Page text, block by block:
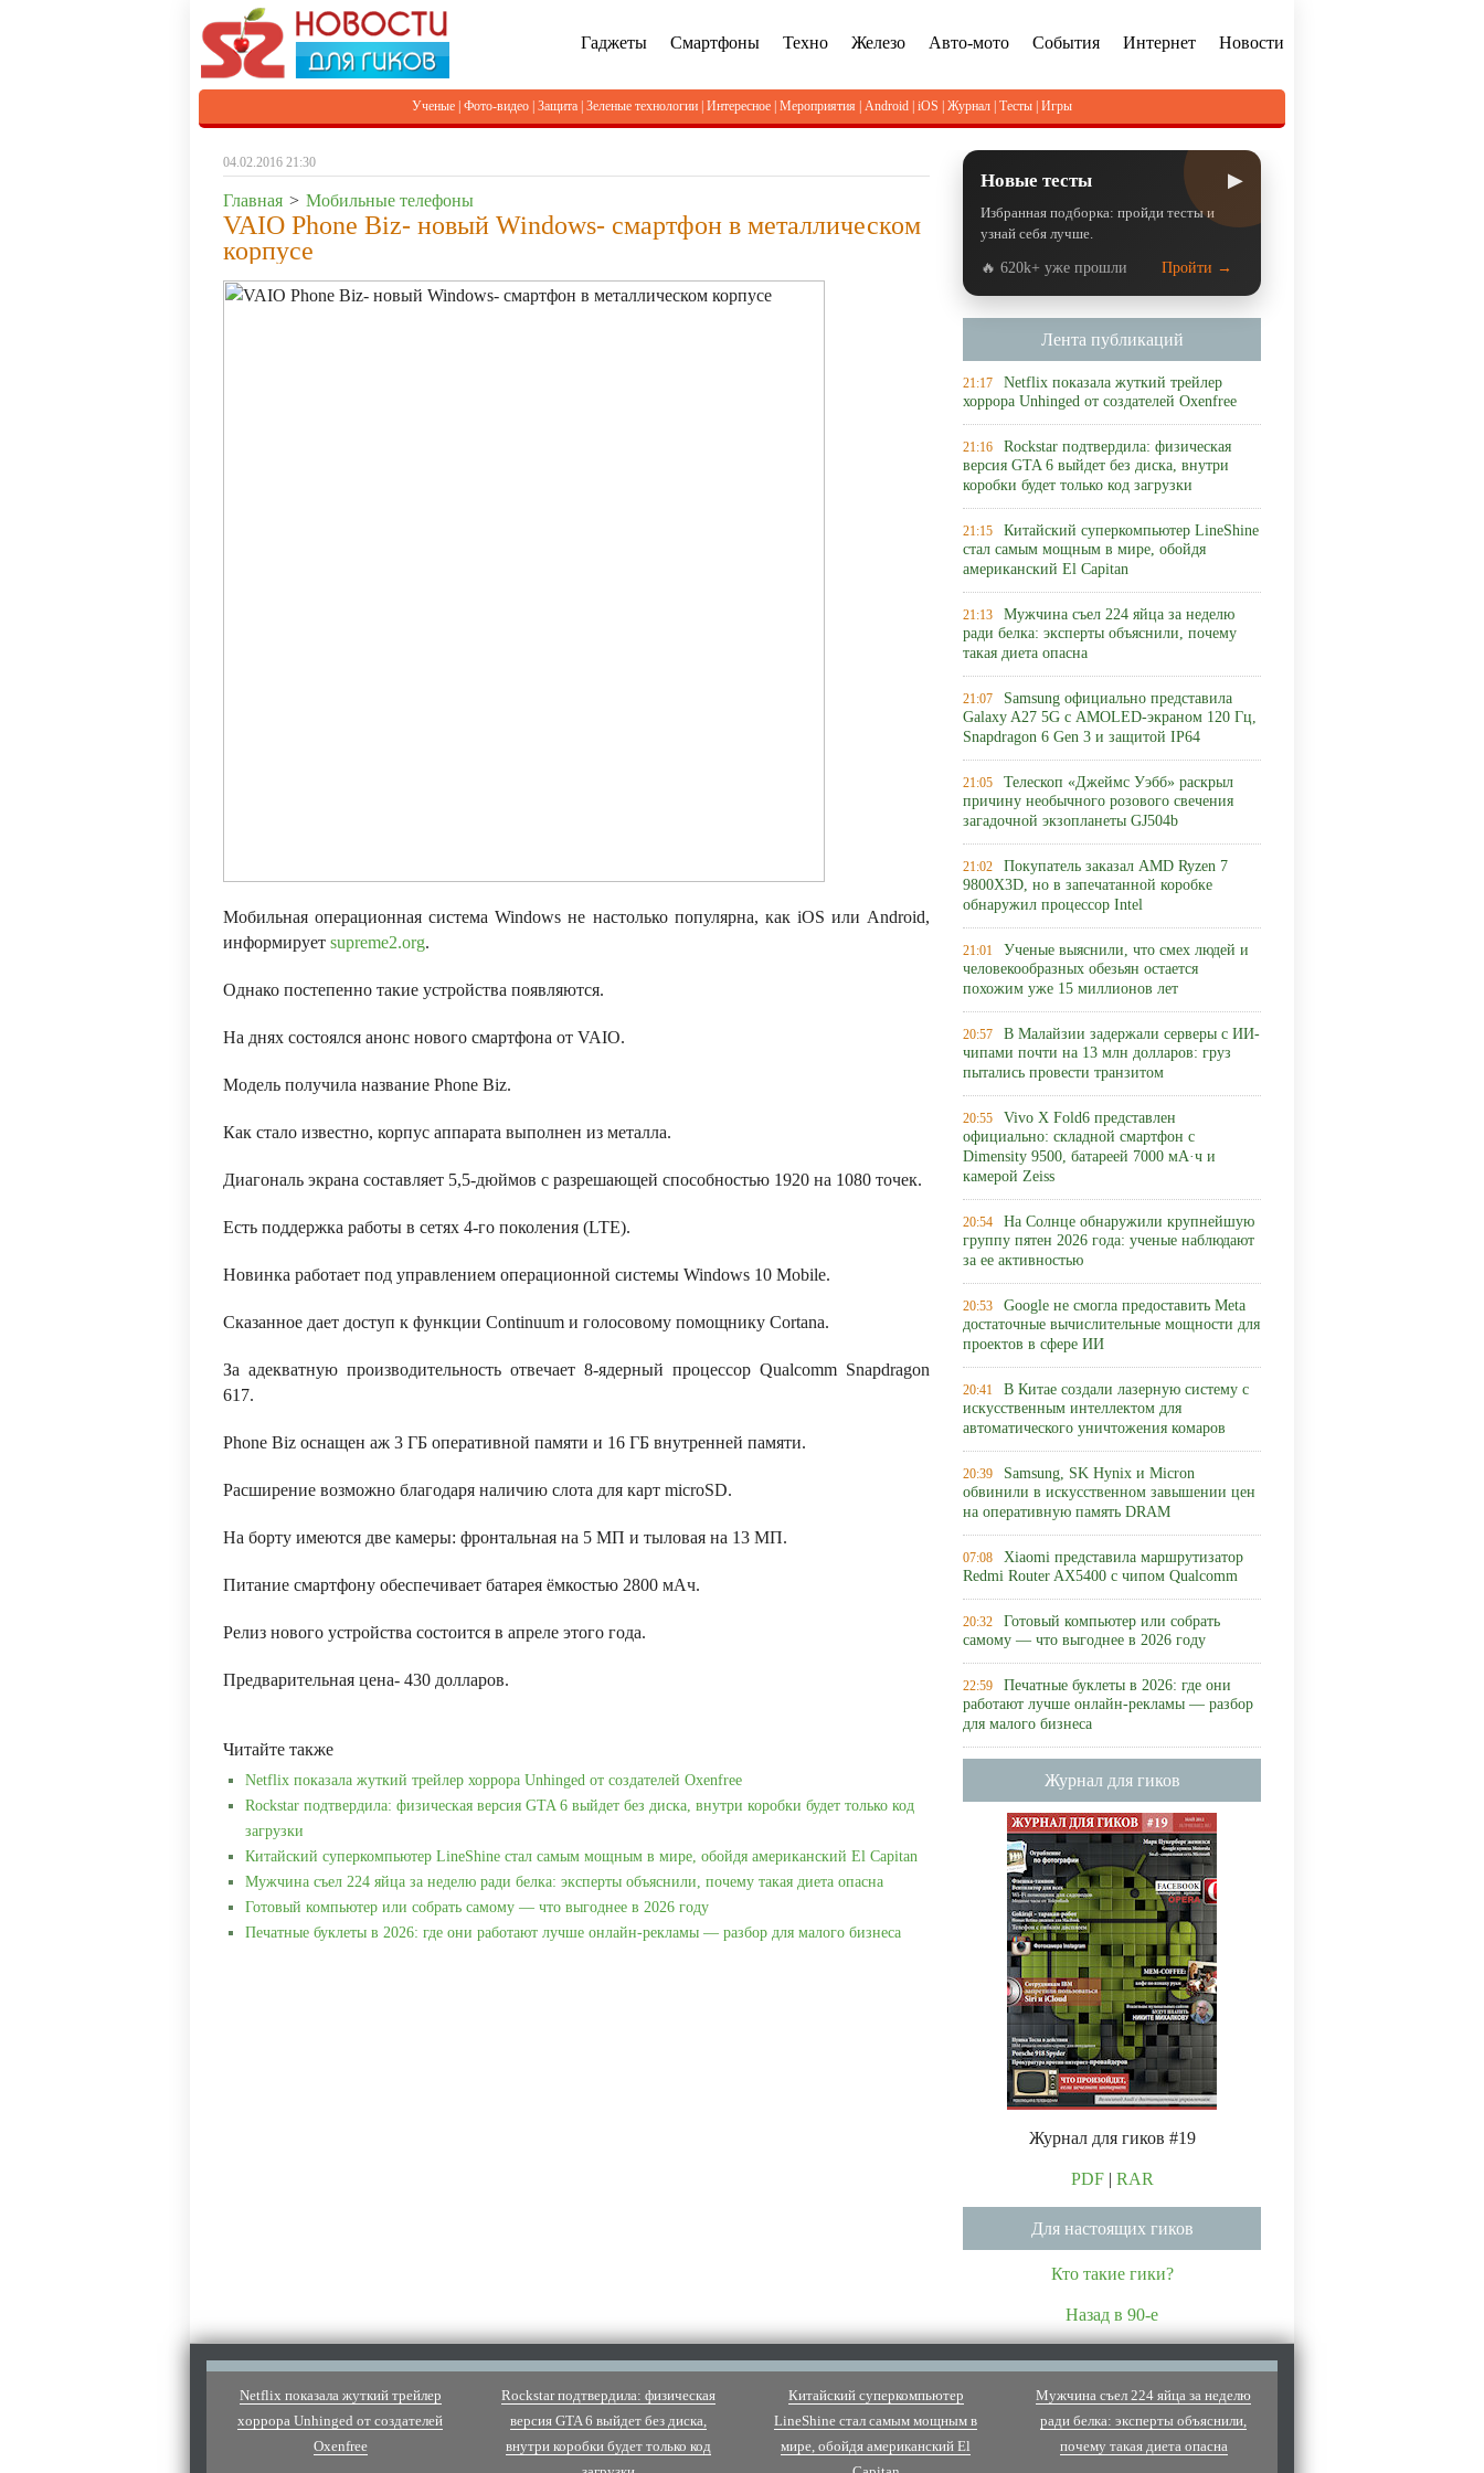
Гаджеты Смартфоны Техно Железо Авто-мото События Интернет Новости
Ученые Фото-видео Защита Зеленые технологии Интересное Мероприятия Android iOS Журнал Тесты Игры
04.02.2016 21:30
Главная > Мобильные телефоны
VAIO Phone Biz- новый Windows- смартфон в металлическом
корпусе
Мобильная операционная система Windows не настолько популярна, как iOS или Android,
информирует supreme2.org.
Однако постепенно такие устройства появляются.
На днях состоялся анонс нового смартфона от VAIO.
Модель получила название Phone Biz.
Как стало известно, корпус аппарата выполнен из металла.
Диагональ экрана составляет 5,5-дюймов с разрешающей способностью 1920 на 1080 точек.
Есть поддержка работы в сетях 4-го поколения (LTE).
Новинка работает под управлением операционной системы Windows 10 Mobile.
Сказанное дает доступ к функции Continuum и голосовому помощнику Cortana.
За адекватную производительность отвечает 8-ядерный процессор Qualcomm Snapdragon
617.
Phone Biz оснащен аж 3 ГБ оперативной памяти и 16 ГБ внутренней памяти.
Расширение возможно благодаря наличию слота для карт microSD.
На борту имеются две камеры: фронтальная на 5 МП и тыловая на 13 МП.
Питание смартфону обеспечивает батарея ёмкостью 2800 мАч.
Релиз нового устройства состоится в апреле этого года.
Предварительная цена- 430 долларов.
Читайте также
Netflix показала жуткий трейлер хоррора Unhinged от создателей Oxenfree
Rockstar подтвердила: физическая версия GTA 6 выйдет без диска, внутри коробки будет только код
загрузки
Китайский суперкомпьютер LineShine стал самым мощным в мире, обойдя американский El Capitan
Мужчина съел 224 яйца за неделю ради белка: эксперты объяснили, почему такая диета опасна
Готовый компьютер или собрать самому — что выгоднее в 2026 году
Печатные буклеты в 2026: где они работают лучше онлайн-рекламы — разбор для малого бизнеса
Новые тесты ▶
Избранная подборка: пройди тесты и
узнай себя лучше.
🔥 620k+ уже прошли Пройти →
Лента публикаций
21:17 Netflix показала жуткий трейлер
хоррора Unhinged от создателей Oxenfree
21:16 Rockstar подтвердила: физическая
версия GTA 6 выйдет без диска, внутри
коробки будет только код загрузки
21:15 Китайский суперкомпьютер LineShine
стал самым мощным в мире, обойдя
американский El Capitan
21:13 Мужчина съел 224 яйца за неделю
ради белка: эксперты объяснили, почему
такая диета опасна
21:07 Samsung официально представила
Galaxy A27 5G с AMOLED-экраном 120 Гц,
Snapdragon 6 Gen 3 и защитой IP64
21:05 Телескоп «Джеймс Уэбб» раскрыл
причину необычного розового свечения
загадочной экзопланеты GJ504b
21:02 Покупатель заказал AMD Ryzen 7
9800X3D, но в запечатанной коробке
обнаружил процессор Intel
21:01 Ученые выяснили, что смех людей и
человекообразных обезьян остается
похожим уже 15 миллионов лет
20:57 В Малайзии задержали серверы с ИИ-
чипами почти на 13 млн долларов: груз
пытались провести транзитом
20:55 Vivo X Fold6 представлен
официально: складной смартфон с
Dimensity 9500, батареей 7000 мА·ч и
камерой Zeiss
20:54 На Солнце обнаружили крупнейшую
группу пятен 2026 года: ученые наблюдают
за ее активностью
20:53 Google не смогла предоставить Meta
достаточные вычислительные мощности для
проектов в сфере ИИ
20:41 В Китае создали лазерную систему с
искусственным интеллектом для
автоматического уничтожения комаров
20:39 Samsung, SK Hynix и Micron
обвинили в искусственном завышении цен
на оперативную память DRAM
07:08 Xiaomi представила маршрутизатор
Redmi Router AX5400 с чипом Qualcomm
20:32 Готовый компьютер или собрать
самому — что выгоднее в 2026 году
22:59 Печатные буклеты в 2026: где они
работают лучше онлайн-рекламы — разбор
для малого бизнеса
Журнал для гиков
Журнал для гиков #19
PDF| RAR
Для настоящих гиков
Кто такие гики?
Назад в 90-е
Netflix показала жуткий трейлер
хоррора Unhinged от создателей
Oxenfree
Rockstar подтвердила: физическая
версия GTA 6 выйдет без диска,
внутри коробки будет только код
Китайский суперкомпьютер
LineShine стал самым мощным в
мире, обойдя американский El
Мужчина съел 224 яйца за неделю
ради белка: эксперты объяснили,
почему такая диета опасна